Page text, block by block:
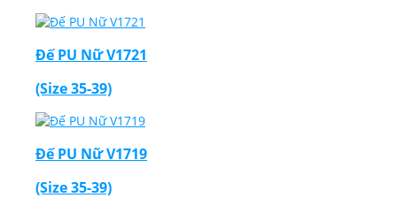
Đế PU Nữ V1721
(Size 35-39)
Đế PU Nữ V1719
(Size 35-39)